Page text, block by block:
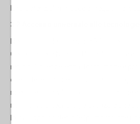
loro potenziali minacce e i requisiti di
3.2 Accesso universale alle tecnologie
Nello spirito della sezione 3.1,
Generale delle Nazioni Unite di istituire e
regionali di eccellenza, formazione e
che tutte le parti del mondo siano in
ricerca e allo sviluppo, alla produzione e
normativa di tecnologie avanzate che
lo sviluppo sostenibile (piuttosto che